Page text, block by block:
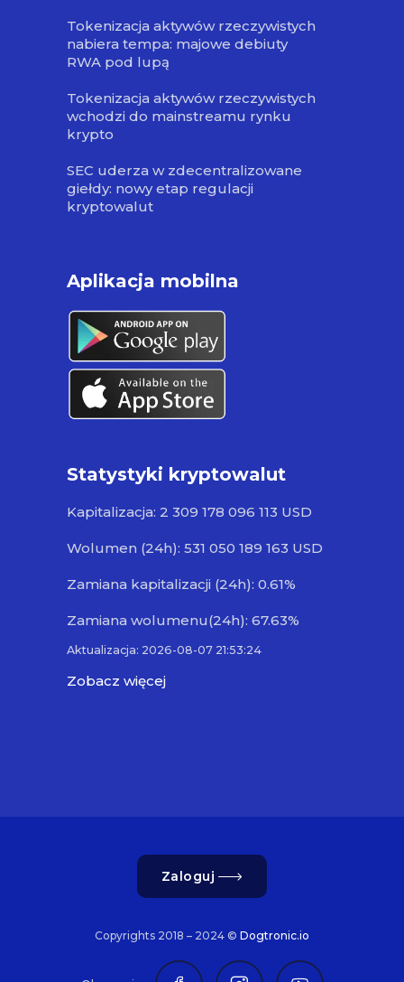
Tokenizacja aktywów rzeczywistych
nabiera tempa: majowe debiuty
RWA pod lupą
Tokenizacja aktywów rzeczywistych
wchodzi do mainstreamu rynku
krypto
SEC uderza w zdecentralizowane
giełdy: nowy etap regulacji
kryptowalut
Aplikacja mobilna
Statystyki kryptowalut
Kapitalizacja: 2 309 178 096 113 USD
Wolumen (24h): 531 050 189 163 USD
Zamiana kapitalizacji (24h): 0.61%
Zamiana wolumenu(24h): 67.63%
Aktualizacja: 2026-08-07 21:53:24
Zobacz więcej
Zaloguj
Copyrights 2018 – 2024 © Dogtronic.io